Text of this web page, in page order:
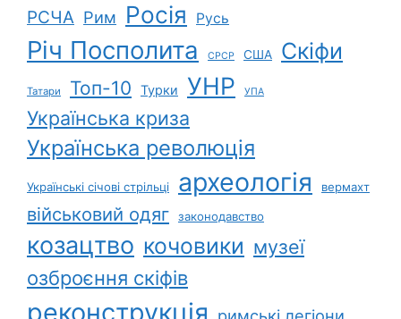
РСЧА Рим Росія Русь
Річ Посполита СРСР США Скіфи
Татари Топ-10 Турки УНР УПА
Українська криза
Українська революція
Українські січові стрільці археологія вермахт
військовий одяг законодавство
козацтво кочовики музеї
озброєння скіфів
реконструкція